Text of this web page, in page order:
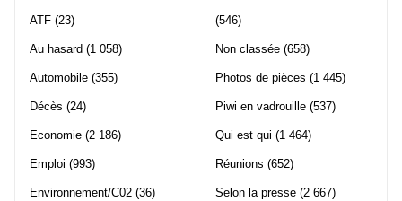
ATF (23)
Au hasard (1 058)
Automobile (355)
Décès (24)
Economie (2 186)
Emploi (993)
Environnement/C02 (36)
(546)
Non classée (658)
Photos de pièces (1 445)
Piwi en vadrouille (537)
Qui est qui (1 464)
Réunions (652)
Selon la presse (2 667)